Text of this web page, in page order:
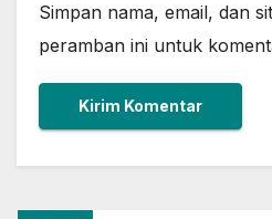
Simpan nama, email, dan
peramban ini untuk